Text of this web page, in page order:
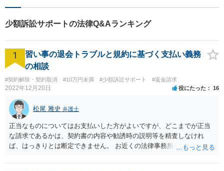
少額訴訟サポートの法律Q&Aランキング
1
習い事の退会トラブルと規約に基づく支払い義務
の相談
#契約解除・契約取消 #10万円未満 #少額訴訟サポート #返金請求
2022年12月20日 役にたった 16
松尾 雅史 弁護士
正当なものについてはお支払いした方がよいですが、どこまでが正当
な請求であるかは、契約書の内容や勧誘時の説明等を精査しなけれ
ば、はっきりとは断定できません。 お近くの法律事務所や、市役所・
費者生活センター(https://www.kokusen.go.jp/map/)も親身に相談に乗